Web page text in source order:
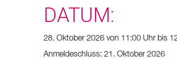
DATUM:
28. Oktober 2026 von 11:00 Uhr bis
Anmeldeschluss: 21. Oktober 2026